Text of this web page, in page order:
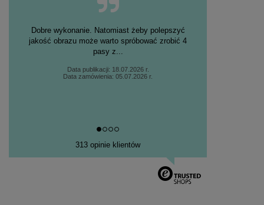
Dobre wykonanie. Natomiast żeby polepszyć
jakość obrazu może warto spróbować zrobić 4
pasy z...
Data publikacji: 18.07.2026 r.
Data zamówienia: 05.07.2026 r.
313 opinie klientów